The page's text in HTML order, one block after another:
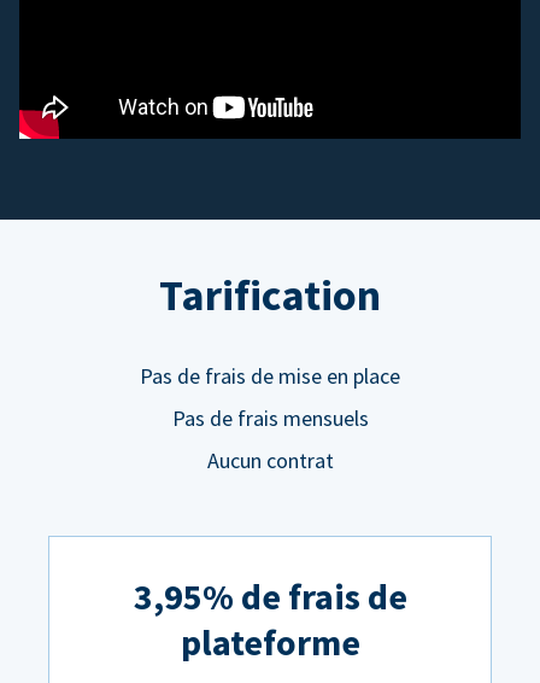
Tarification
Pas de frais de mise en place
Pas de frais mensuels
Aucun contrat
3,95% de frais de
plateforme